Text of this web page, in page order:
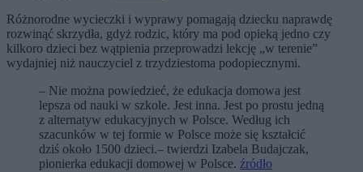
Różnorodne wycieczki i wyprawy pomagają dziecku naprawdę
rozwinąć skrzydła, gdyż rodzic, który ma pod opieką jedno czy
kilkoro dzieci bez wątpienia przeprowadzi lekcję „w terenie”
wydajniej niż nauczyciel z trzydziestoma podopiecznymi.
– Nie można powiedzieć, że edukacja domowa jest
lepsza od nauki w szkole. Jest inna. Jest po prostu jedną
z alternatyw edukacyjnych w Polsce. Według ich
szacunków w tej formie w Polsce może się kształcić
dziś około 1500 dzieci.– twierdzi Izabela Budajczak,
pionierka edukacji domowej w Polsce. źródło